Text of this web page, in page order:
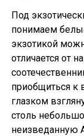
Под
понимаем
экзотикой
отличается от
приобщиться к
глазком
столь
неизведанную